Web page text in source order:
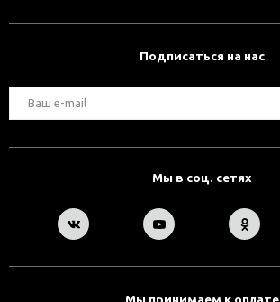
Подписаться на нас
Мы в соц. сетях